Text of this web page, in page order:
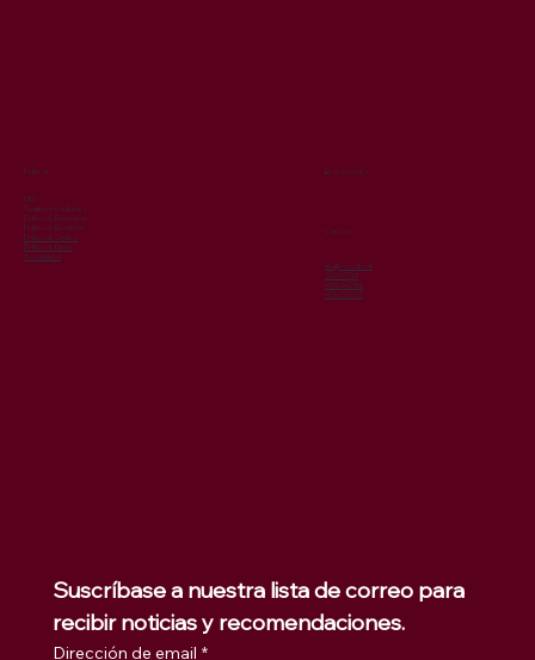
Políticas
FAQ
Términos y Condiciones
Política de Privacidad
Política de Reembolso
Política de Cookies
Política de Envíos
Accesibilidad
Redes sociales
info@vercelli.com
3107675578
6016260294
6016270022
Suscríbase a nuestra lista de correo para
recibir noticias y recomendaciones.
Dirección de email *